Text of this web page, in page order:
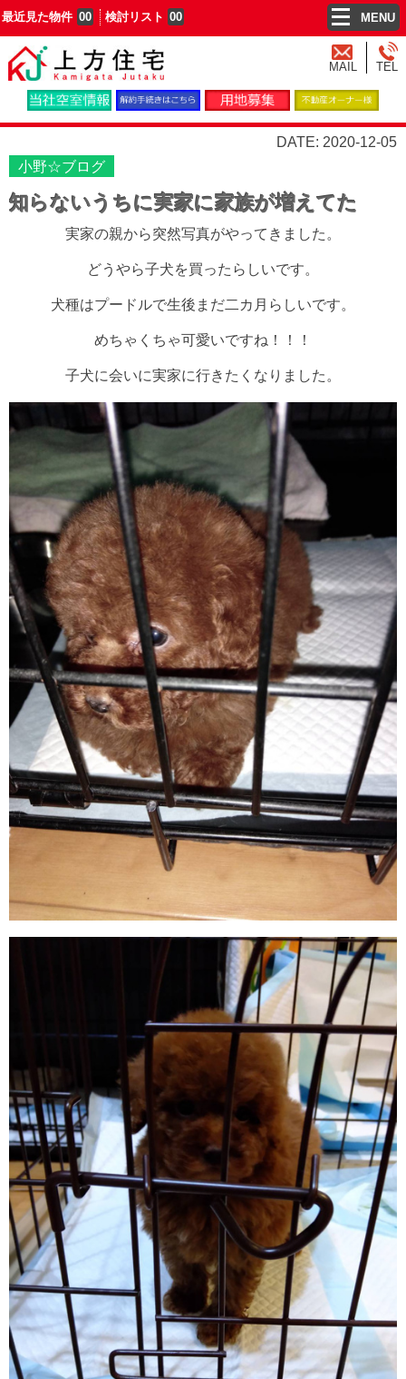
最近見た物件 00 検討リスト 00 MENU
MAIL TEL
DATE: 2020-12-05
小野☆ブログ
知らないうちに実家に家族が増えてた
実家の親から突然写真がやってきました。
どうやら子犬を買ったらしいです。
犬種はプードルで生後まだ二カ月らしいです。
めちゃくちゃ可愛いですね！！！
子犬に会いに実家に行きたくなりました。